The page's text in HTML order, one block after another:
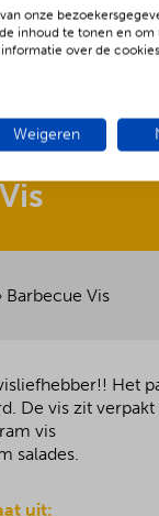
Vis
Barbecue Vis
Het
De vis zit
vis
salades.
uit:
onze
inhoud te tonen en
over de
Weigeren